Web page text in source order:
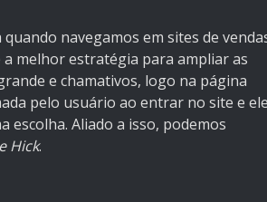
navegamos em sites de
a melhor estratégia para ampliar as
e chamativos, logo na página
pelo usuário ao entrar no site e
Aliado a isso, podemos
Hick.